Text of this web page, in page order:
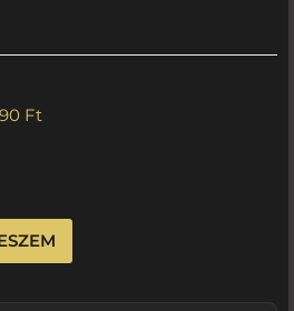
Ft